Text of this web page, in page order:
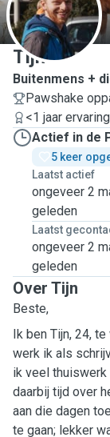
T
Tijn
Buitenmens +
Pawshake
<1 jaar ervaring
Actief in de
5 keer
Laatst actief
ongeveer 2
geleden
Laatst
ongeveer 2
geleden
Over Tijn
Beste,
Ik ben Tijn, 24,
werk ik als
ik veel thuiswerk
daarbij tijd over
aan die dagen
te gaan; lekker